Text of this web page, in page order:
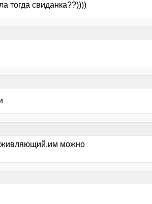
тогда свиданка??))))
можно